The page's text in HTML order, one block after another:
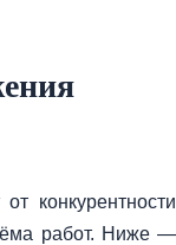
конкурентности
работ. Ниже —